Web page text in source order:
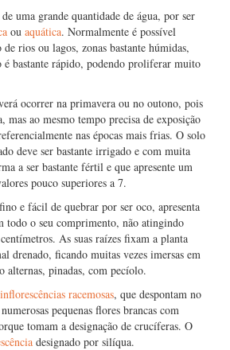
uma grande quantidade de água, por ser
ou aquática. Normalmente é possível
rios ou lagos, zonas bastante húmidas,
é bastante rápido, podendo proliferar muito
ocorrer na primavera ou no outono, pois
mas ao mesmo tempo precisa de exposição
nas épocas mais frias. O solo
deve ser bastante irrigado e com muita
a ser bastante fértil e que apresente um
pouco superiores a 7.
e fácil de quebrar por ser oco, apresenta
todo o seu comprimento, não atingindo
As suas raízes fixam a planta
drenado, ficando muitas vezes imersas em
alternas, pinadas, com pecíolo.
inflorescências racemosas, que despontam no
pequenas flores brancas com
tomam a designação de crucíferas. O
designado por silíqua.